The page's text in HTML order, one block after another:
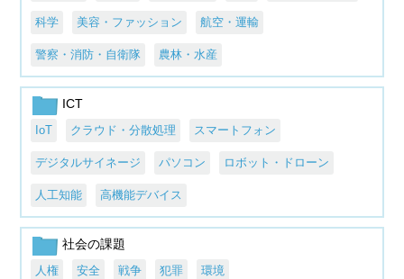
科学 美容・ファッション 航空・運輸
警察・消防・自衛隊 農林・水産
ICT
IoT クラウド・分散処理 スマートフォン
デジタルサイネージ パソコン ロボット・ドローン
人工知能 高機能デバイス
社会の課題
人権 安全 戦争 犯罪 環境